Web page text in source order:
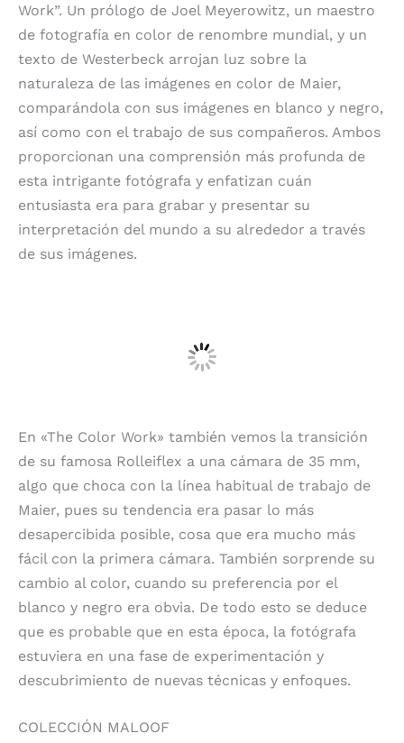
Work”. Un prólogo de Joel Meyerowitz, un maestro
de fotografía en color de renombre mundial, y un
texto de Westerbeck arrojan luz sobre la
naturaleza de las imágenes en color de Maier,
comparándola con sus imágenes en blanco y negro,
así como con el trabajo de sus compañeros. Ambos
proporcionan una comprensión más profunda de
esta intrigante fotógrafa y enfatizan cuán
entusiasta era para grabar y presentar su
interpretación del mundo a su alrededor a través
de sus imágenes.
En «The Color Work» también vemos la transición
de su famosa Rolleiflex a una cámara de 35 mm,
algo que choca con la línea habitual de trabajo de
Maier, pues su tendencia era pasar lo más
desapercibida posible, cosa que era mucho más
fácil con la primera cámara. También sorprende su
cambio al color, cuando su preferencia por el
blanco y negro era obvia. De todo esto se deduce
que es probable que en esta época, la fotógrafa
estuviera en una fase de experimentación y
descubrimiento de nuevas técnicas y enfoques.
COLECCIÓN MALOOF